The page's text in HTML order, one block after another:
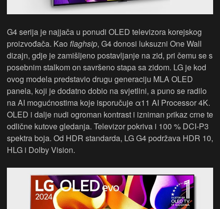
G4 serija je najjača u ponudi OLED televizora korejskog
proizvođača. Kao flaghsip, G4 donosi luksuzni One Wall
dizajn, gdje je zamišljeno postavljanje na zid, pri čemu se s
posebnim stalkom on savršeno stapa sa zidom. LG je kod
ovog modela predstavio drugu generaciju MLA OLED
panela, koji je dodatno dobio na svjetlini, a puno se radilo
na AI mogućnostima koje isporučuje α11 AI Processor 4K.
OLED i dalje nudi ogroman kontrast i izniman prikaz crne te
odlične kutove gledanja. Televizor pokriva i 100 % DCI-P3
spektra boja. Od HDR standarda, LG G4 podržava HDR 10,
HLG i Dolby Vision.